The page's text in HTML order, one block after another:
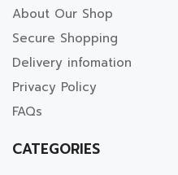
About Our Shop
Secure Shopping
Delivery infomation
Privacy Policy
FAQs
CATEGORIES